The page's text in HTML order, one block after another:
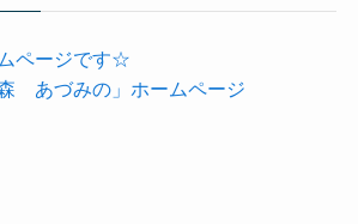
ページです☆
森 あづみの」ホームページ